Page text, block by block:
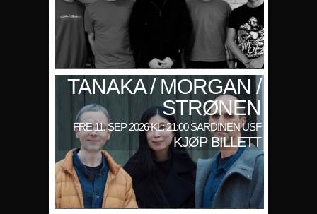
TANAKA / MORGAN /
STRØNEN
FRE 11. SEP 2026 KL: 21:00 SARDINEN USF
KJØP BILLETT